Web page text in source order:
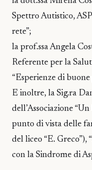
Spettro Autistico,
rete”;
la prof.ssa Angela
Referente per la
“Esperienze di
E inoltre, la Sig.ra
dell’Associazione
punto di vista delle
del liceo “E. Greco”),
con la Sindrome di